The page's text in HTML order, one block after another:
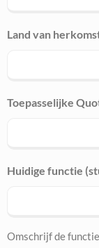
Land van
Toepasselijke
Huidige functie
Omschrijf de